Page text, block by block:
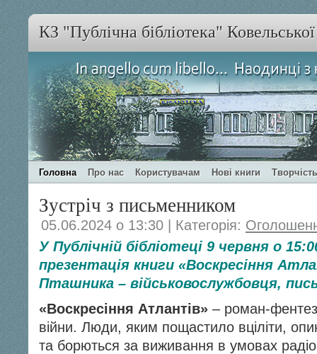
КЗ "Публічна бібліотека"
Головна Про нас Користувачам Нові книги
Зустріч з письменником
05.06.2024 о 13:30 | Категорія:
У Публічній бібліотеці 9 червня о
презентація книги «Воскресіння
Пташника – військовослужбовця,
«Воскресіння Атлантів» – роман-
війни. Люди, яким пощастило вціліти,
та борються за виживання в умовах